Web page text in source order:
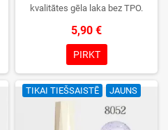
kvalitātes gēla laka bez TPO.
izvēle, lieliska sacietēšana
UV/LED lampās un ilgstoša
noturība. Katrs flakons iepakots
kastītē – pirmo reizi to atvērsiet
tikai jūs.
5,90 €
PIRKT
TIKAI TIEŠSAISTĒ JAUNS